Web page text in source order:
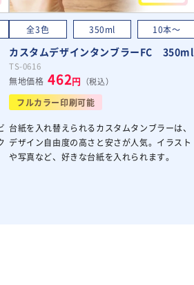
全3色 350ml 10本～
カスタムデザインタンブラーFC 350ml
TS-0616
無地価格 462円 （税込）
フルカラー印刷可能
台紙を入れ替えられるカスタムタンブラーは、
デザイン自由度の高さと安さが人気。イラスト
や写真など、好きな台紙を入れられます。